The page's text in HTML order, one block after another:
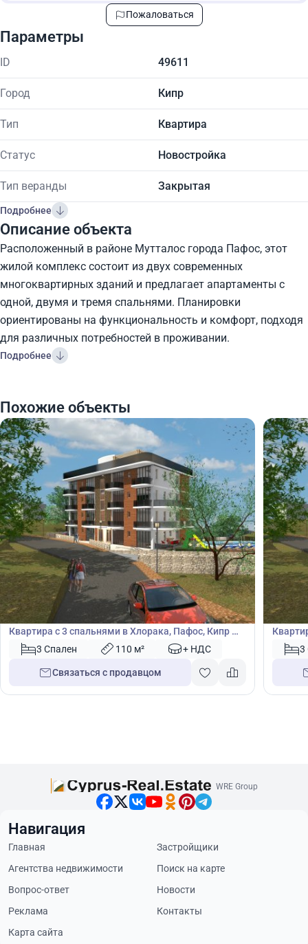
Пожаловаться
Параметры
ID 49611
Город Кипр
Тип Квартира
Статус Новостройка
Тип веранды Закрытая
Подробнее
Описание объекта
Расположенный в районе Мутталос города Пафос, этот
жилой комплекс состоит из двух современных
многоквартирных зданий и предлагает апартаменты с
одной, двумя и тремя спальнями. Планировки
ориентированы на функциональность и комфорт, подходя
для различных потребностей в проживании.
Подробнее
Похожие объекты
€ 415 000
Квартира
Квартира с 3 спальнями в Хлорака, Пафос, Кипр №
496073 Спален 110 м² + НДС
Связаться с продавцом
€ 415
496093
WRE Group
Навигация
Главная
Застройщики
Агентства недвижимости
Поиск на карте
Вопрос-ответ
Новости
Реклама
Контакты
Карта сайта